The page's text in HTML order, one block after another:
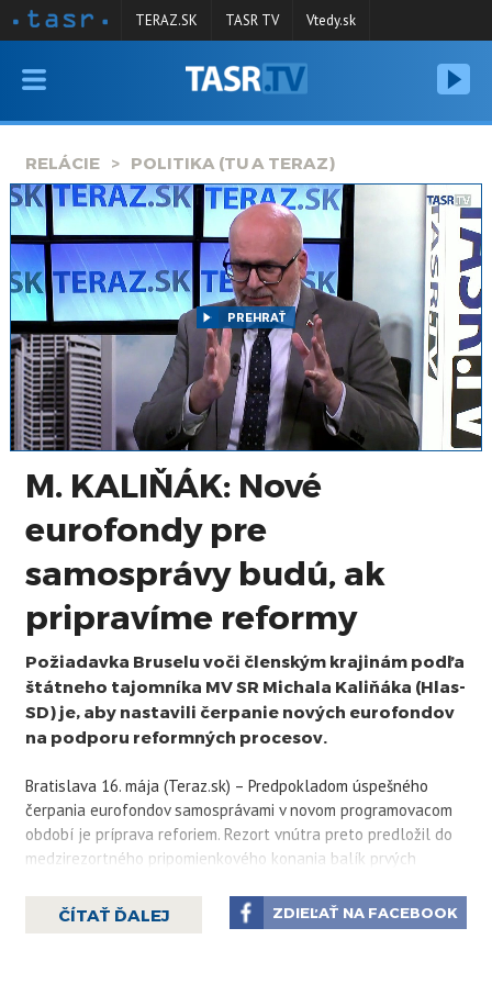
VYSIELANIE
SPRAVODAJSTVO
KONTAKT
ARCHÍV
TERAZ.SK TASR TV Vtedy.sk
RELÁCIE POLITIKA (TU A TERAZ)
PREHRAŤ
M. KALIŇÁK: Nové
eurofondy pre
samosprávy budú, ak
pripravíme reformy
Požiadavka Bruselu voči členským krajinám podľa
štátneho tajomníka MV SR Michala Kaliňáka (Hlas-
SD) je, aby nastavili čerpanie nových eurofondov
na podporu reformných procesov.
Bratislava 16. mája (Teraz.sk) – Predpokladom úspešného
čerpania eurofondov samosprávami v novom programovacom
období je príprava reforiem. Rezort vnútra preto predložil do
medzirezortného pripomienkového konania balík prvých
to povedal štátny tajomník MV SR a splnomocnenec vlády pre
územnú samosprávu Michal Kaliňák (Hlas-SD).
ČÍTAŤ ĎALEJ ZDIEĽAŤ NA FACEBOOK